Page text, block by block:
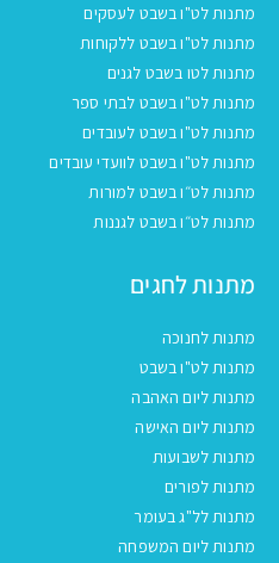
מתנות לט"ו בשבט לעסקים
מתנות לט"ו בשבט ללקוחות
מתנות לטו בשבט לגנים
מתנות לט"ו בשבט לבתי ספר
מתנות לט"ו בשבט לעובדים
מתנות לט"ו בשבט לוועדי עובדים
מתנות לט״ו בשבט למורות
מתנות לט״ו בשבט לגננות
מתנות לחגים
מתנות לחנוכה
מתנות לט"ו בשבט
מתנות ליום האהבה
מתנות ליום האישה
מתנות לשבועות
מתנות לפורים
מתנות לל"ג בעומר
מתנות ליום המשפחה